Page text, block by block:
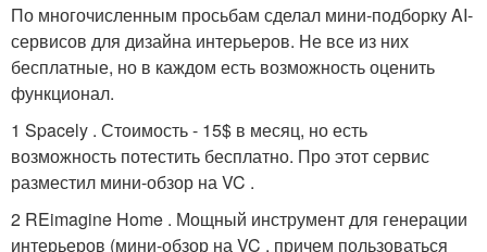
По многочисленным просьбам сделал мини-подборку AI-
сервисов для дизайна интерьеров. Не все из них
бесплатные, но в каждом есть возможность оценить
функционал.
1 Spacely . Стоимость - 15$ в месяц, но есть
возможность потестить бесплатно. Про этот сервис
разместил мини-обзор на VC .
2 REimagine Home . Мощный инструмент для генерации
интерьеров (мини-обзор на VC , причем пользоваться